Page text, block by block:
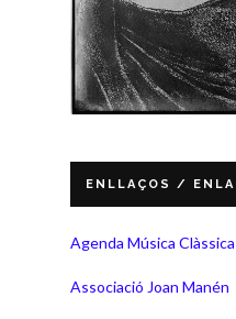
ENLLAÇOS /
Agenda Música
Associació Joan Manén